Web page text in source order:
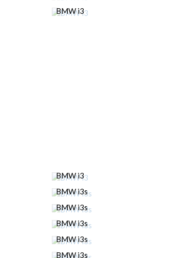
BMW i3
BMW i3
BMW i3s
BMW i3s
BMW i3s
BMW i3s
BMW i3s